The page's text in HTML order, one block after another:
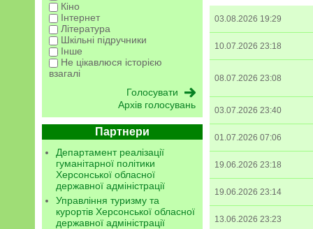
Кіно
Інтернет
Література
Шкільні підручники
Інше
Не цікавлюся історією
взагалі
Архів голосувань
Партнери
Департамент реалізації
гуманітарної політики
Херсонської обласної
державної адміністрації
Управління туризму та
курортів Херсонської обласної
державної адміністрації
03.08.2026 19:29
10.07.2026 23:18
08.07.2026 23:08
03.07.2026 23:40
01.07.2026 07:06
19.06.2026 23:18
19.06.2026 23:14
13.06.2026 23:23